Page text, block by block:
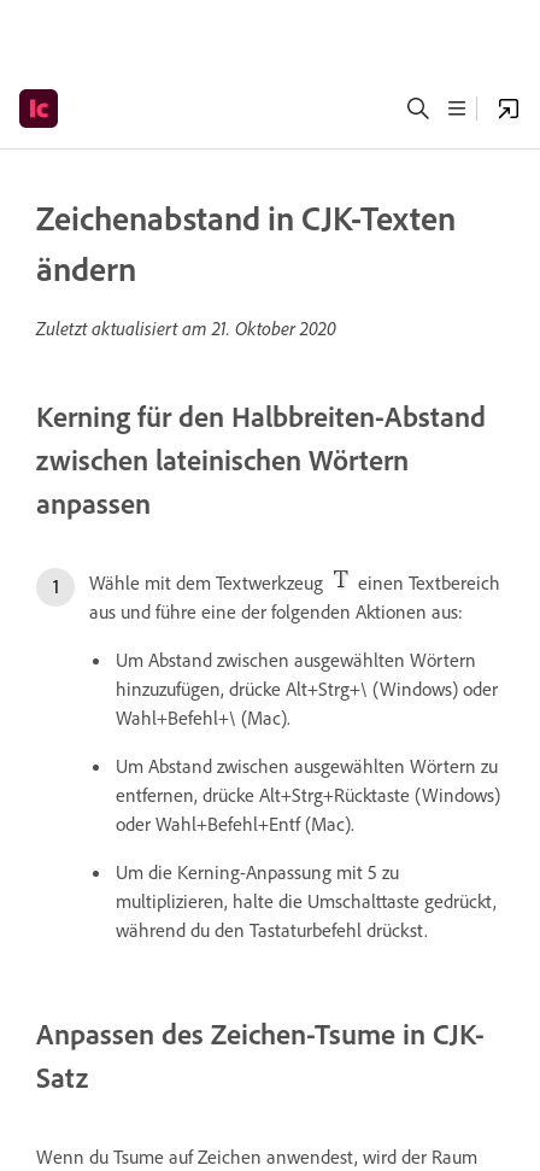
Zeichenabstand in CJK-Texten
ändern
Zuletzt aktualisiert am21. Oktober 2020
Kerning für den Halbbreiten-Abstand
zwischen lateinischen Wörtern
anpassen
Wähle mit dem Textwerkzeug
einen Textbereich
aus und führe eine der folgenden Aktionen aus:
Um Abstand zwischen ausgewählten Wörtern
hinzuzufügen, drücke Alt+Strg+\ (Windows) oder
Wahl+Befehl+\ (Mac).
Um Abstand zwischen ausgewählten Wörtern zu
entfernen, drücke Alt+Strg+Rücktaste (Windows)
oder Wahl+Befehl+Entf (Mac).
Um die Kerning-Anpassung mit 5 zu
multiplizieren, halte die Umschalttaste gedrückt,
während du den Tastaturbefehl drückst.
Anpassen des Zeichen-Tsume in CJK-
Satz
Wenn du Tsume auf Zeichen anwendest, wird der Raum